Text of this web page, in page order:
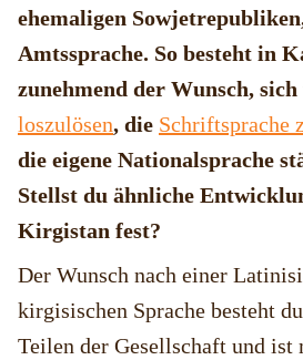
ehemaligen
Amtssprache. So besteht in
zunehmend der Wunsch, sich
loszulösen, die Schriftsprache
die eigene Nationalsprache
Stellst du ähnliche
Kirgistan fest?
Der Wunsch nach einer
kirgisischen Sprache besteht
Teilen der Gesellschaft und ist